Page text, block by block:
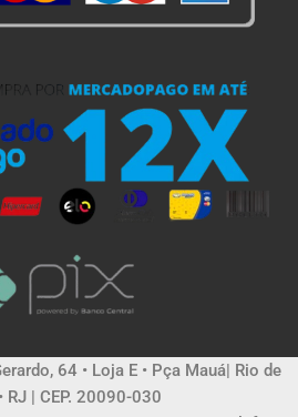
64 • Loja E • Pça Mauá| Rio de
RJ | CEP. 20090-030